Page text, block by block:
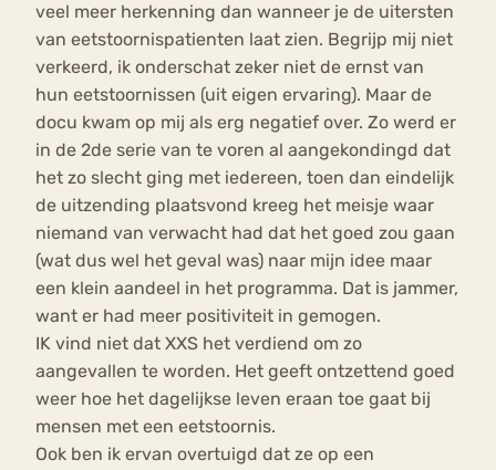
veel meer herkenning dan wanneer je de uitersten
van eetstoornispatienten laat zien. Begrijp mij niet
verkeerd, ik onderschat zeker niet de ernst van
hun eetstoornissen (uit eigen ervaring). Maar de
docu kwam op mij als erg negatief over. Zo werd er
in de 2de serie van te voren al aangekondingd dat
het zo slecht ging met iedereen, toen dan eindelijk
de uitzending plaatsvond kreeg het meisje waar
niemand van verwacht had dat het goed zou gaan
(wat dus wel het geval was) naar mijn idee maar
een klein aandeel in het programma. Dat is jammer,
want er had meer positiviteit in gemogen.
IK vind niet dat XXS het verdiend om zo
aangevallen te worden. Het geeft ontzettend goed
weer hoe het dagelijkse leven eraan toe gaat bij
mensen met een eetstoornis.
Ook ben ik ervan overtuigd dat ze op een